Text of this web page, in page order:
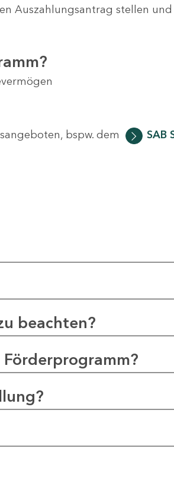
Auszahlungsantrag stellen
bspw. dem SAB
beachten?